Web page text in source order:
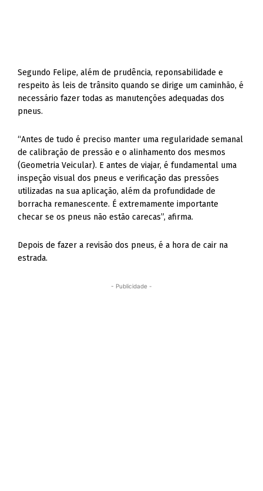
Segundo Felipe, além de prudência, reponsabilidade e
respeito às leis de trânsito quando se dirige um caminhão, é
necessário fazer todas as manutenções adequadas dos
pneus.
“Antes de tudo é preciso manter uma regularidade semanal
de calibração de pressão e o alinhamento dos mesmos
(Geometria Veicular). E antes de viajar, é fundamental uma
inspeção visual dos pneus e verificação das pressões
utilizadas na sua aplicação, além da profundidade de
borracha remanescente. É extremamente importante
checar se os pneus não estão carecas”, afirma.
Depois de fazer a revisão dos pneus, é a hora de cair na
estrada.
- Publicidade -